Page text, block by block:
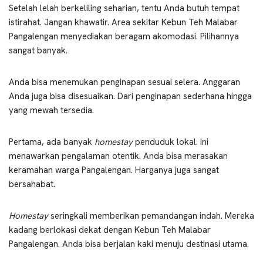
Setelah lelah berkeliling seharian, tentu Anda butuh tempat
istirahat. Jangan khawatir. Area sekitar Kebun Teh Malabar
Pangalengan menyediakan beragam akomodasi. Pilihannya
sangat banyak.
Anda bisa menemukan penginapan sesuai selera. Anggaran
Anda juga bisa disesuaikan. Dari penginapan sederhana hingga
yang mewah tersedia.
Pertama, ada banyak homestaypenduduk lokal. Ini
menawarkan pengalaman otentik. Anda bisa merasakan
keramahan warga Pangalengan. Harganya juga sangat
bersahabat.
Homestayseringkali memberikan pemandangan indah. Mereka
kadang berlokasi dekat dengan Kebun Teh Malabar
Pangalengan. Anda bisa berjalan kaki menuju destinasi utama.